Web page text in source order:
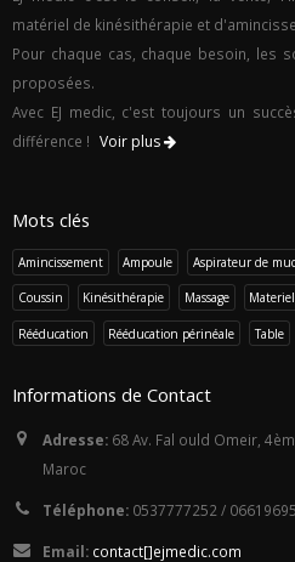
matériel de kinésithérapie et
Pour chaque cas, chaque besoin, les
proposées.
Avec EJ medic, c'est toujours un
différence ! Voir plus
Mots clés
Amincissement Ampoule Aspirateur de
Coussin Kinésithérapie Massage
Rééducation Rééducation périnéale Table
Informations de Contact
Adresse: 68 Av. Fal ould Omeir,
Maroc
Téléphone: 0537777252 /
Email: contact[]ejmedic.com